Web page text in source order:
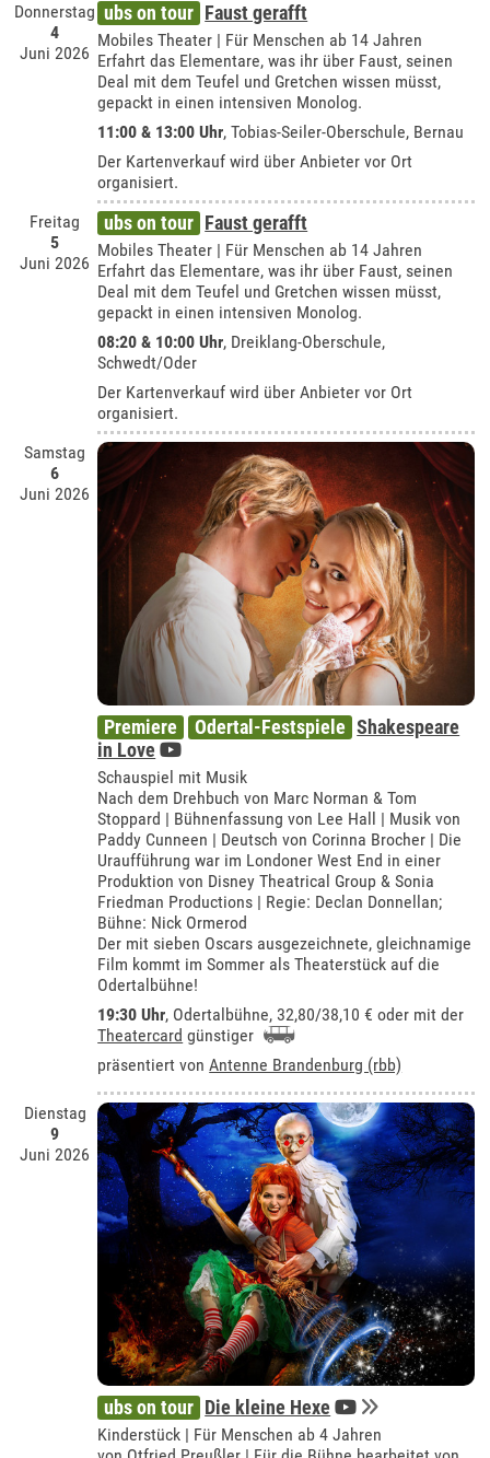
Donnerstag
4
Juni 2026
ubs on tour Faust gerafft
Mobiles Theater | Für Menschen ab 14 Jahren
Erfahrt das Elementare, was ihr über Faust, seinen
Deal mit dem Teufel und Gretchen wissen müsst,
gepackt in einen intensiven Monolog.
11:00 & 13:00 Uhr,Tobias-Seiler-Oberschule, Bernau
Der Kartenverkauf wird über Anbieter vor Ort
organisiert.
Freitag
5
Juni 2026
ubs on tour Faust gerafft
Mobiles Theater | Für Menschen ab 14 Jahren
Erfahrt das Elementare, was ihr über Faust, seinen
Deal mit dem Teufel und Gretchen wissen müsst,
gepackt in einen intensiven Monolog.
08:20 & 10:00 Uhr, Dreiklang-Oberschule,
Schwedt/Oder
Der Kartenverkauf wird über Anbieter vor Ort
organisiert.
Samstag
6
Juni 2026
Premiere Odertal-Festspiele Shakespeare
in Love
Schauspiel mit Musik
Nach dem Drehbuch von Marc Norman & Tom
Stoppard | Bühnenfassung von Lee Hall | Musik von
Paddy Cunneen | Deutsch von Corinna Brocher | Die
Uraufführung war im Londoner West End in einer
Produktion von Disney Theatrical Group & Sonia
Friedman Productions | Regie: Declan Donnellan;
Bühne: Nick Ormerod
Der mit sieben Oscars ausgezeichnete, gleichnamige
Film kommt im Sommer als Theaterstück auf die
Odertalbühne!
19:30 Uhr, Odertalbühne, 32,80/38,10 € oder mit der
Theatercard günstiger
präsentiert vonAntenne Brandenburg (rbb)
Dienstag
9
Juni 2026
ubs on tour Die kleine Hexe
Kinderstück | Für Menschen ab 4 Jahren